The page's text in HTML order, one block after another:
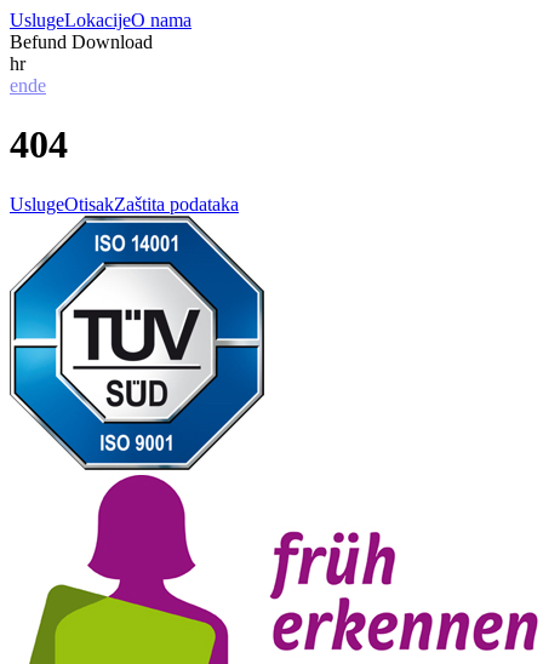
UslugeLokacijeO nama
Befund Download
hr
ende
404
UslugeOtisakZaštita podataka